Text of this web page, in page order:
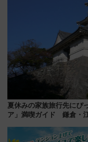
夏休みの家族旅行先にぴ
ア」満喫ガイド 鎌倉・